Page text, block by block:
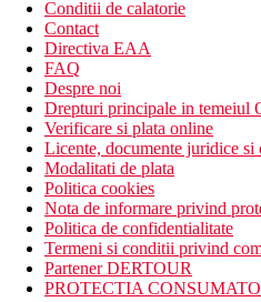
Conditii de calatorie
Contact
Directiva EAA
FAQ
Despre noi
Drepturi principale in temeiul
Verificare si plata online
Licente, documente juridice si
Modalitati de plata
Politica cookies
Nota de informare privind
Politica de confidentialitate
Termeni si conditii privind
Partener DERTOUR
PROTECTIA